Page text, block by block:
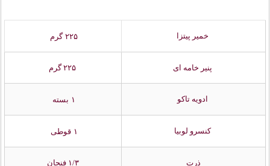
خمیر پیتزا ۲۲۵ گرم
پنیر خامه ای ۲۲۵ گرم
ادویه تاکو ۱ بسته
کنسرو لوبیا ۱ قوطی
ذرت ۱/۳ فنجان